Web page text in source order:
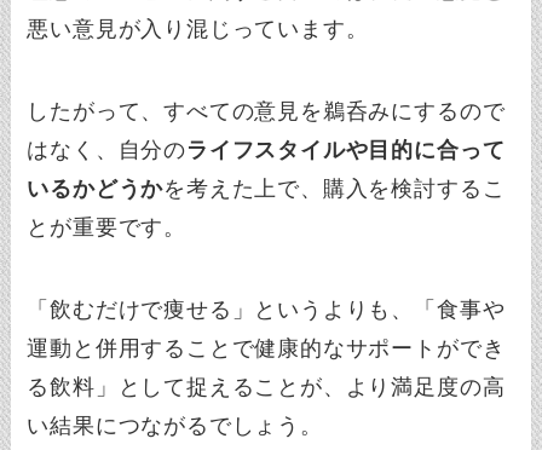
悪い意見が入り混じっています。
したがって、すべての意見を鵜呑みにするので
はなく、自分のライフスタイルや目的に合って
いるかどうかを考えた上で、購入を検討するこ
とが重要です。
「飲むだけで痩せる」というよりも、「食事や
運動と併用することで健康的なサポートができ
る飲料」として捉えることが、より満足度の高
い結果につながるでしょう。